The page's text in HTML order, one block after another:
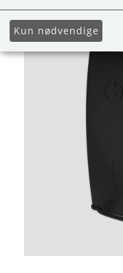
Kun nødvendige